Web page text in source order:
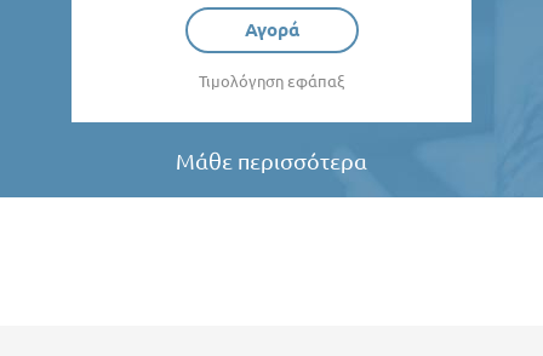
Αγορά
Τιμολόγηση εφάπαξ
Μάθε περισσότερα